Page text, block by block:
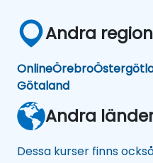
Andra
OnlineÖrebro
Götaland
Andra
Dessa kurser finns